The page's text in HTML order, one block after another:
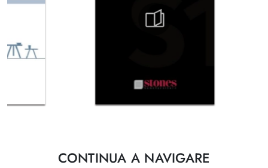
CONTINUA A NAVIGARE